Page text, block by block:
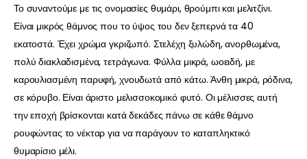
Το συναντούμε με τις ονομασίες θυμάρι, θρούμπι και μελιτζίνι.
Είναι μικρός θάμνος που το ύψος του δεν ξεπερνά τα 40
εκατοστά. Έχει χρώμα γκριζωπό. Στελέχη ξυλώδη, ανορθωμένα,
πολύ διακλαδισμένα, τετράγωνα. Φύλλα μικρά, ωοειδή, με
καρουλιασμένη παρυφή, χνουδωτά από κάτω. Άνθη μικρά, ρόδινα,
σε κόρυβο. Είναι άριστο μελισσοκομικό φυτό. Οι μέλισσες αυτή
την εποχή βρίσκονται κατά δεκάδες πάνω σε κάθε θάμνο
ρουφώντας το νέκταρ για να παράγουν το καταπληκτικό
θυμαρίσιο μέλι.